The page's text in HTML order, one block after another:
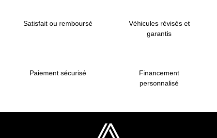
Satisfait ou remboursé
Véhicules révisés et
garantis
Paiement sécurisé
Financement
personnalisé